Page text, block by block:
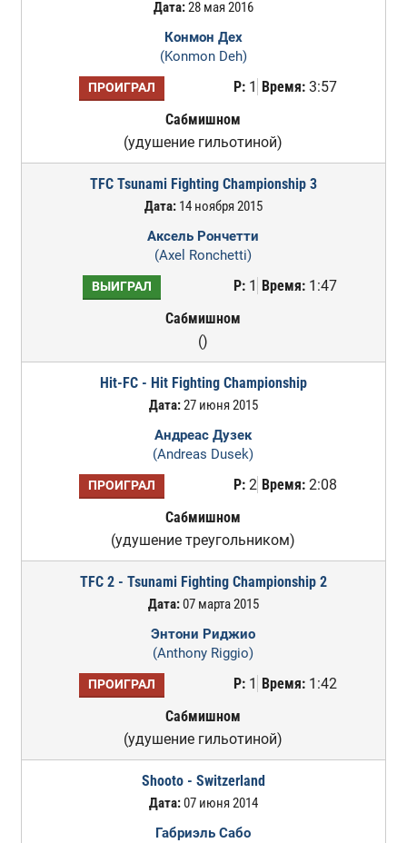
Дата:28 мая 2016
Конмон Дех
(Konmon Deh)
ПРОИГРАЛ Р:1 Время:3:57
Сабмишном
(удушение гильотиной)
TFC Tsunami Fighting Championship 3
Дата:14 ноября 2015
Аксель Рончетти
(Axel Ronchetti)
ВЫИГРАЛ Р:1 Время:1:47
Сабмишном
()
Hit-FC - Hit Fighting Championship
Дата:27 июня 2015
Андреас Дузек
(Andreas Dusek)
ПРОИГРАЛ Р:2 Время:2:08
Сабмишном
(удушение треугольником)
TFC 2 - Tsunami Fighting Championship 2
Дата:07 марта 2015
Энтони Риджио
(Anthony Riggio)
ПРОИГРАЛ Р:1 Время:1:42
Сабмишном
(удушение гильотиной)
Shooto - Switzerland
Дата:07 июня 2014
Габриэль Сабо